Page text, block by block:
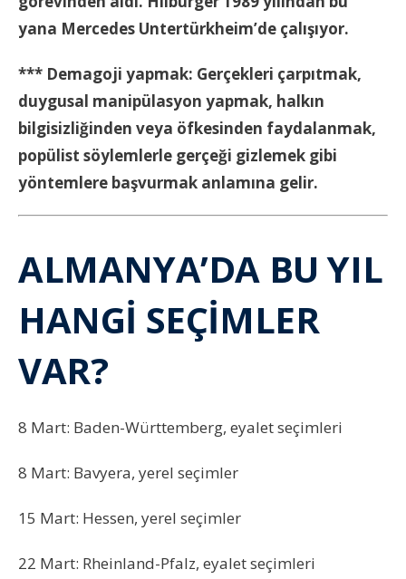
yana Mercedes Untertürkheim’de çalışıyor.
*** Demagoji yapmak: Gerçekleri çarpıtmak,
duygusal manipülasyon yapmak, halkın
bilgisizliğinden veya öfkesinden faydalanmak,
popülist söylemlerle gerçeği gizlemek gibi
yöntemlere başvurmak anlamına gelir.
ALMANYA’DA BU YIL
HANGİ SEÇİMLER
VAR?
8 Mart: Baden-Württemberg, eyalet seçimleri
8 Mart: Bavyera, yerel seçimler
15 Mart: Hessen, yerel seçimler
22 Mart: Rheinland-Pfalz, eyalet seçimleri